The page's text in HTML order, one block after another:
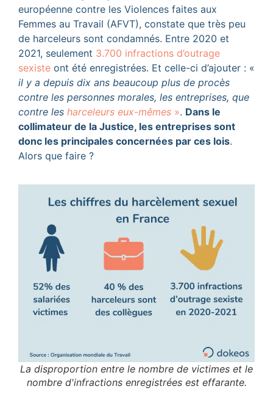
européenne contre les Violences faites aux
Femmes au Travail (AFVT), constate que très peu
de harceleurs sont condamnés. Entre 2020 et
2021, seulement 3.700 infractions d’outrage
sexiste ont été enregistrées. Et celle-ci d’ajouter : «
il y a depuis dix ans beaucoup plus de procès
contre les personnes morales, les entreprises, que
contre les harceleurs eux-mêmes ». Dans le
collimateur de la Justice, les entreprises sont
donc les principales concernées par ces lois.
Alors que faire ?
La disproportion entre le nombre de victimes et le
nombre d'infractions enregistrées est effarante.